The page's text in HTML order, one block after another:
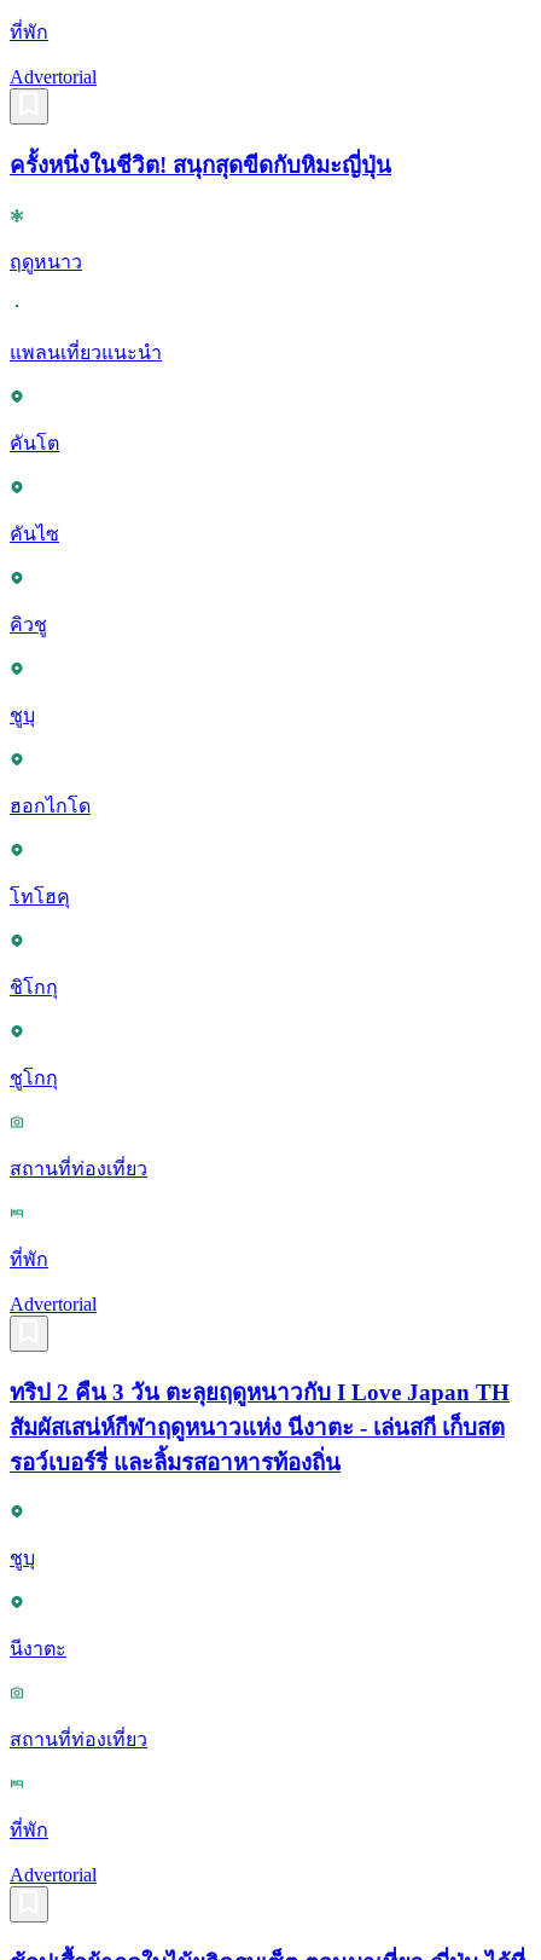
ที่พัก
Advertorial
ครั้งหนึ่งในชีวิต! สนุกสุดขีดกับหิมะญี่ปุ่น
ฤดูหนาว
แพลนเที่ยวแนะนำ
คันโต
คันไซ
คิวชู
ชูบุ
ฮอกไกโด
โทโฮคุ
ชิโกกุ
ชูโกกุ
สถานที่ท่องเที่ยว
ที่พัก
Advertorial
ทริป 2 คืน 3 วัน ตะลุยฤดูหนาวกับ I Love Japan TH
สัมผัสเสน่ห์กีฬาฤดูหนาวแห่ง นีงาตะ - เล่นสกี เก็บสต
รอว์เบอร์รี่ และลิ้มรสอาหารท้องถิ่น
ชูบุ
นีงาตะ
สถานที่ท่องเที่ยว
ที่พัก
Advertorial